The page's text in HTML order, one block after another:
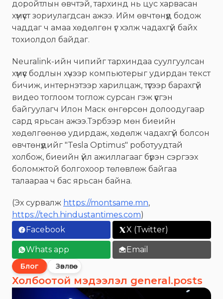
доройтлын өвчтэй, тархинд нь цус харвасан
хүмүүст зориулагдсан ажээ. Ийм өвчтөнүүд бодож
чаддаг ч амаа хөдөлгөн үг хэлж чадахгүй байх
тохиолдол байдаг.
Neuralink-ийн чипийг тархиндаа суулгуулсан
хүмүүс бодлын хүчээр компьютерыг удирдан текст
бичиж, интернэтээр харилцаж, түүгээр барахгүй
видео тоглоом тоглож сурсан гэж үүсгэн
байгуулагч Илон Маск өнгөрсөн долоодугаар
сард ярьсан ажээ.Тэрбээр мөн биеийн
хөдөлгөөнөө удирдаж, хөдөлж чадахгүй болсон
өвчтөнүүдийг "Tesla Optimus" роботуудтай
холбож, биеийн үйл ажиллагааг бүрэн сэргээх
боломжтой болгохоор төлөвлөж байгаа
талаараа ч бас ярьсан байна.
(Эх сурвалж https://montsame.mn,
https://tech.hindustantimes.com)
Facebook
X (Twitter)
Whats app Email
Блог Зөвлөгөө
Холбоотой мэдээлэл general.posts